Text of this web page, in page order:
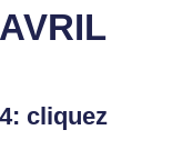
cliquez